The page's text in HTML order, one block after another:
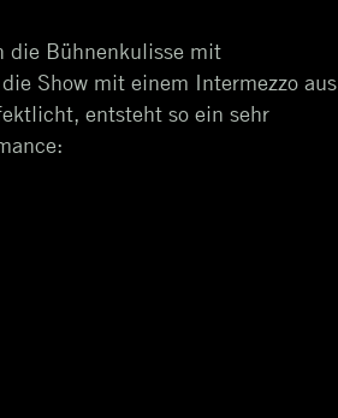
die Bühnenkulisse mit
Show mit einem Intermezzo aus
entsteht so ein sehr